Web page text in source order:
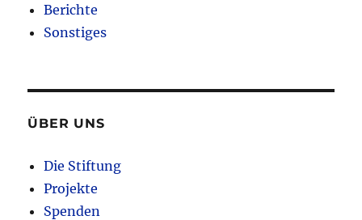
Berichte
Sonstiges
ÜBER UNS
Die Stiftung
Projekte
Spenden